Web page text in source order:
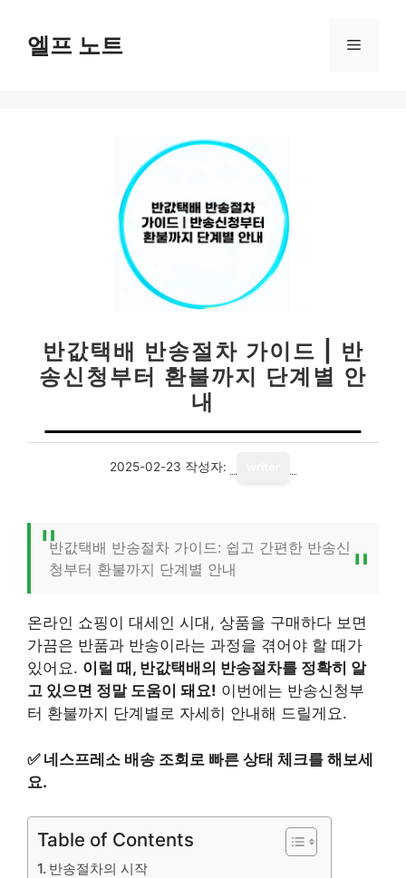
엘프 노트 메
반값택배 반송절차 가이드 | 반
송신청부터 환불까지 단계별 안
내
2025-02-23 작성자:
반값택배 반송절차 가이드: 쉽고 간편한 반송신
청부터 환불까지 단계별 안내
온라인 쇼핑이 대세인 시대, 상품을 구매하다 보면
가끔은 반품과 반송이라는 과정을 겪어야 할 때가
있어요. 이럴 때, 반값택배의 반송절차를 정확히 알
고 있으면 정말 도움이 돼요! 이번에는 반송신청부
터 환불까지 단계별로 자세히 안내해 드릴게요.
✅ 네스프레소 배송 조회로 빠른 상태 체크를 해보세
요.
Table of Contents
반송절차의 시작